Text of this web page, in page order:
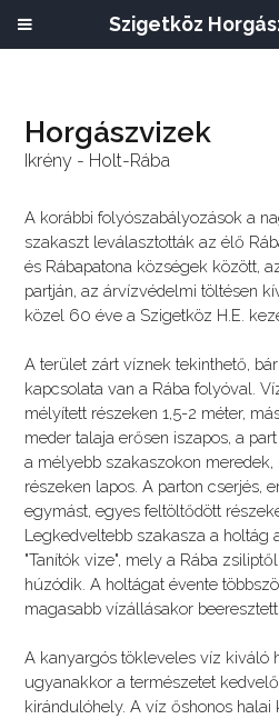
Horgászvizek
Ikrény - Holt-Rába
A korábbi folyószabályozások a
szakaszt leválasztották az élő
és Rábapatona községek között,
partján, az árvízvédelmi töltésen
közel 60 éve a Szigetköz H.E.
A terület zárt víznek tekinthető,
kapcsolata van a Rába folyóval.
mélyített részeken 1,5-2 méter,
meder talaja erősen iszapos, a
a mélyebb szakaszokon
részeken lapos. A parton cserjés,
egymást, egyes feltöltődött
Legkedveltebb szakasza a holtág
"Tanítók vize", mely a Rába
húzódik. A holtágat évente
magasabb vízállásakor beeresztett
A kanyargós tökleveles víz kiváló
ugyanakkor a természetet
kirándulóhely. A víz őshonos halai
Szigetköz